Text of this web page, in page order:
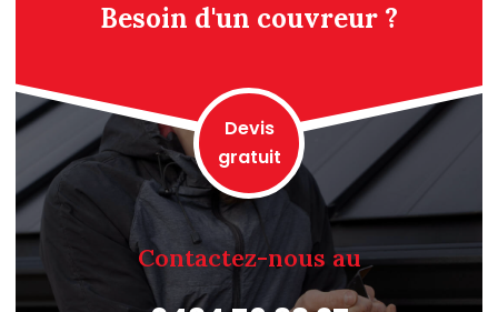
Besoin d'un couvreur ?
Devis
gratuit
Contactez-nous au